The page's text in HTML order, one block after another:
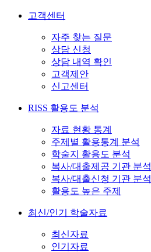
고객센터
자주 찾는 질문
상담 신청
상담 내역 확인
고객제안
신고센터
RISS 활용도 분석
자료 현황 통계
주제별 활용통계 분석
학술지 활용도 분석
복사/대출제공 기관 분석
복사/대출신청 기관 분석
활용도 높은 주제
최신/인기 학술자료
최신자료
인기자료